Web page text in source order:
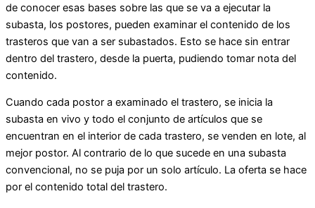
de conocer esas bases sobre las que se va a ejecutar la
subasta, los postores, pueden examinar el contenido de los
trasteros que van a ser subastados. Esto se hace sin entrar
dentro del trastero, desde la puerta, pudiendo tomar nota del
contenido.
Cuando cada postor a examinado el trastero, se inicia la
subasta en vivo y todo el conjunto de artículos que se
encuentran en el interior de cada trastero, se venden en lote, al
mejor postor. Al contrario de lo que sucede en una subasta
convencional, no se puja por un solo artículo. La oferta se hace
por el contenido total del trastero.